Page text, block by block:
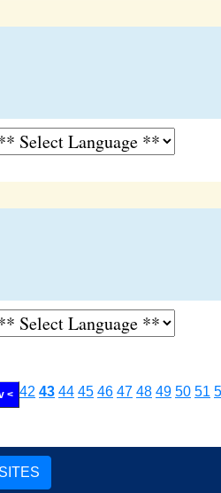
< 42 43 44 45 46 47 48 49 50 51